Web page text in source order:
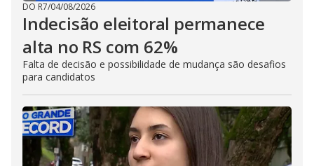
DO R7/04/08/2026
Indecisão eleitoral permanece
alta no RS com 62%
Falta de decisão e possibilidade de mudança são desafios
para candidatos